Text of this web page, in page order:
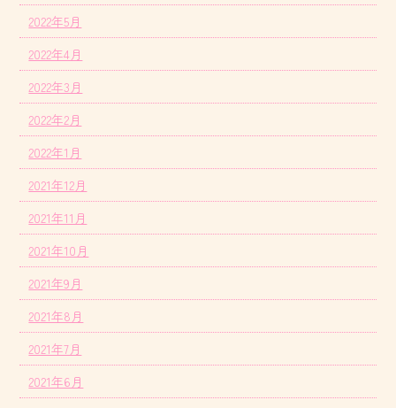
2022年5月
2022年4月
2022年3月
2022年2月
2022年1月
2021年12月
2021年11月
2021年10月
2021年9月
2021年8月
2021年7月
2021年6月